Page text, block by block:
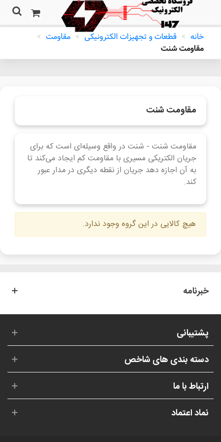
خانه > قطعات و تجهیزات الکترونیکی > مقاومت >
مقاومت شنت
مقاومت شنت
مقاومت شنت - شنت در واقع وسیله‌ای است که برای
جریان الکتریکی مسیری با مقاومت کم ایجاد می‌کند تا
به آن اجازه دهد جریان از نقطه دیگری در مدار عبور
کند.
ادامه مطلب
هیچ کالایی در این گروه وجود ندارد.
خبرنامه
پشتیبانی
دسته بندی های شاخص
ارتباط با ما
نماد اعتماد